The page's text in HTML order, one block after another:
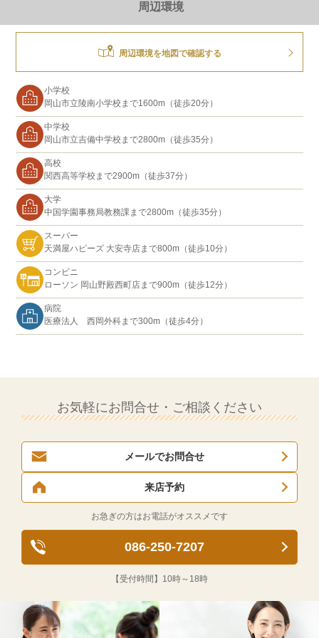
周辺環境
周辺環境を地図で確認する
小学校
岡山市立陵南小学校まで1600m（徒歩20分）
中学校
岡山市立吉備中学校まで2800m（徒歩35分）
高校
関西高等学校まで2900m（徒歩37分）
大学
中国学園事務局教務課まで2800m（徒歩35分）
スーパー
天満屋ハピーズ 大安寺店まで800m（徒歩10分）
コンビニ
ローソン 岡山野殿西町店まで900m（徒歩12分）
病院
医療法人 西岡外科まで300m（徒歩4分）
お気軽にお問合せ・ご相談ください
メールでお問合せ
来店予約
お急ぎの方はお電話がオススメです
086-250-7207
【受付時間】 10時～18時